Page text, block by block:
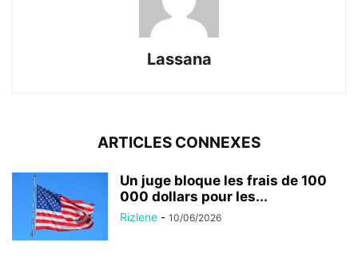
Lassana
ARTICLES CONNEXES
Un juge bloque les frais de 100
000 dollars pour les...
Rizlene - 10/06/2026